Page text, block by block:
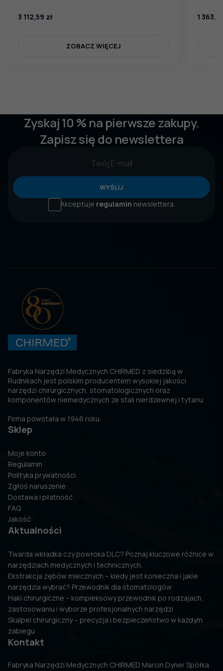
3 112,59 zł
ZOBACZ WIĘCEJ
1
Zyskaj 10 % na pierwsze zakupy.
Zapisz się do newslettera
WYŚLIJ
Akceptuje regulamin newslettera.
Fabryka Narzędzi Medycznych CHIRMED z siedzibą w
Rudnikach jest polskim producentem wysokiej jakości
narzędzi chirurgicznych, stomatologicznych oraz
komponentów niemedycznych ze stali nierdzewnej i tytanu.
Firma powstała w 1946 roku.
Sklep
Moje konto
Regulamin
Polityka prywatności
Zgłoś naruszenie
Dostawa i płatność
FAQ
Jakość
Aktualności
Twarda wkładka czy powłoka DLC? Poznaj kluczowe różnice w
narzędziach medycznych i technicznych.
Ekstrakcja zębów mlecznych – kiedy jest konieczna i jakie
narzędzia wybrać? Przewodnik dla stomatologów
Haki chirurgiczne – kompleksowy przewodnik po rodzajach,
zastosowaniu i wyborze profesjonalnych narzędzi
Skalpel chirurgiczny – precyzja i bezpieczeństwo w każdym
zabiegu
Kontakt
Fabryka Narzędzi Medycznych CHIRMED Marcin Dyner Spółka